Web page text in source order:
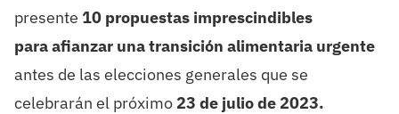
presente 10 propuestas imprescindibles
para afianzar una transición alimentaria urgente
antes de las elecciones generales que se
celebrarán el próximo23 de julio de 2023.